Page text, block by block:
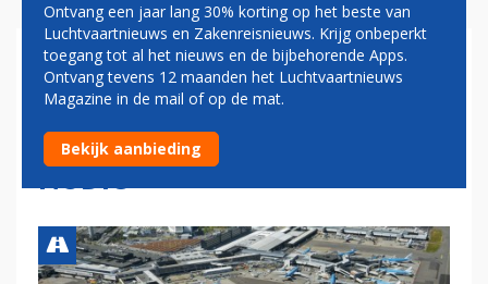
BENNO BAKSTEEN:
NEDERLAND HEEFT
LUCHTVAART KEIHARD
NODIG
Ontvang een jaar lang 30% korting op het beste van
Luchtvaartnieuws en Zakenreisnieuws. Krijg onbeperkt
toegang tot al het nieuws en de bijbehorende Apps.
Ontvang tevens 12 maanden het Luchtvaartnieuws
Magazine in de mail of op de mat.
Bekijk aanbieding